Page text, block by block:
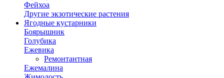
Фейхоа
Другие экзотические растения
Ягодные кустарники
Боярышник
Голубика
Ежевика
Ремонтантная
Ежемалина